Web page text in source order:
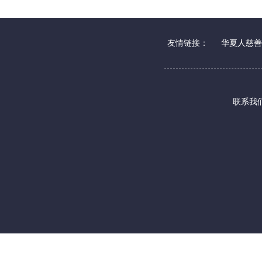
友情链接： 华夏人慈
联系我